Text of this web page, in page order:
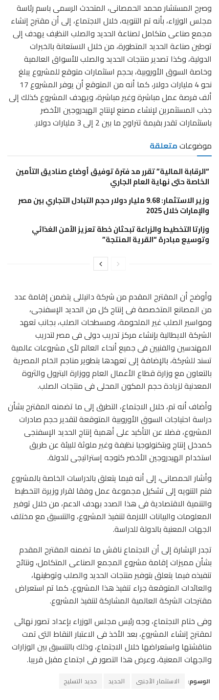
وصرح المستشار محمد الحمصانى، المتحدث الرسمى باسم رئاسة
مجلس الوزراء، بأنه تم التنويه، خلال الاجتماع، إلى أن مقترح إنشاء
مجمع صناعى متكامل لصناعة الحديد والصلب النظيف يهدف إلى
توطين صناعة الحديد المتطورة، من خلال الاستعانة بالخبرات
الدولية، وكذا تصدير منتجات الحديد والصلب للأسواق العالمية
وخاصة السوق الأوروبية، بحجم استثمارات متوقع للمشروع يبلغ
نحو 4 مليارات دولار، كما أنه من المتوقع أن يوفر المشروع 17
ألف فرصة عمل مباشرة وغير مباشرة، ويهدف المشروع كذلك إلى
جذب المستثمرين لإنشاء مصنع لإنتاج الهيدروجين الأخضر
باستثمارات تقدر بقيمة تتراوح ما بين 2 إلى 3 مليارات دولار.
موضوعاتمتعلقة
“الرقابة المالية” تقرر مد فترة توفيق أوضاع صناديق التأمين
الخاصة حتى نهاية العام الجاري
وزير الاستثمار: 9.68 مليار دولار حجم التبادل التجاري بين مصر
والإمارات خلال 2025
وزارتا التخطيط والزراعة تبحثان خطة تعزيز الأمن الغذائي
وتوسيع مبادرة “القرية المنتجة”
وأوضح أن المقترح المقدم من شركة دانيللى يتضمن إقامة عدد
من المصانع المتخصصة فى إنتاج كل من الحديد الإسفنجى،
ومواسير الصلب غير الملحومة، ومسطحات الصلب، بجانب تعهد
الشركة الايطالية بإنشاء مركز تدريب دولى فى مصر لتدريب
المهندسين والفنيين فى جميع أنحاء العالم لأى مشروعات عالمية
تسند للشركة، بالإضافة إلى تعهدها بتطوير مناجم الخام المصرية
بالتعاون مع وزارة قطاع الأعمال العام ووزارة البترول والثروة
المعدنية لزيادة حجم المكون المحلى فى منتجات الصلب.
وأضاف أنه تم، خلال الاجتماع، التطرق إلى ما تضمنه المقترح بشأن
دراسة احتياجات السوق الأوروبية المتوقعة لتقدير حجم صادرات
المشروع، فضلا عن التأكيد على أهمية إنتاج الحديد الإسفنجى
كمدخل إنتاج وبتكنولوجيا نظيفة وغير ملوثة للبيئة عن طريق
استخدام الهيدروجين الأخضر كتوجه إستراتيجى للدولة.
وأشار الحمصانى، إلى أنه فيما يتعلق بالدراسات الخاصة بالمشروع
فتم التنويه إلى تشكيل مجموعة عمل وفقا لقرار وزيرة التخطيط
والتنمية الاقتصادية فى هذا الصدد بهدف الدعم، من خلال توفير
المعلومات والبيانات اللازمة لتنفيذ المشروع، والتنسيق مع مختلف
الجهات المعنية بالدولة للدراسة.
تجدر الإشارة إلى أن الاجتماع ناقش ما تضمنه المقترح المقدم
بشأن مميزات إقامة مشروع المجمع الصناعى المتكامل، ونتائج
تنفيذه فيما يتعلق بتوفير منتجات الحديد والصلب وتوطينها،
والعائدات المتوقعة جراء تنفيذ هذا المشروع، كما تم استعراض
مقترحات الشركة العالمية المشاركة لتنفيذ المشروع.
وفى ختام الاجتماع، وجه رئيس مجلس الوزراء بإعداد تصور نهائى
لمقترح إنشاء المشروع، بعد الأخذ فى الاعتبار النقاط التى تمت
مناقشتها واستعراضها خلال الاجتماع، وذلك بالتنسيق بين الوزارات
والجهات المعنية، وعرض هذا التصور فى اجتماع مقبل قريبا.
الوسوم: الاستثمار الأجنبى الحديد حديد التسليح